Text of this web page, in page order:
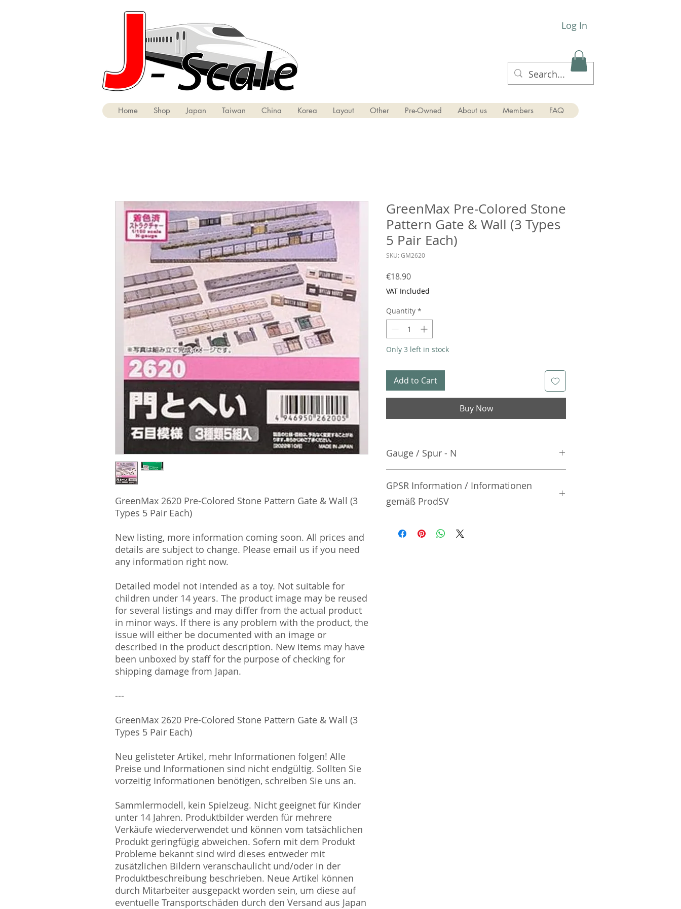
Log In
Home Shop Japan Taiwan China Korea Layout Other Pre-Owned About us Members FAQ
GreenMax 2620 Pre-Colored Stone Pattern Gate & Wall (3
Types 5 Pair Each)
New listing, more information coming soon. All prices and
details are subject to change. Please email us if you need
any information right now.
Detailed model not intended as a toy. Not suitable for
children under 14 years. The product image may be reused
for several listings and may differ from the actual product
in minor ways. If there is any problem with the product, the
issue will either be documented with an image or
described in the product description. New items may have
been unboxed by staff for the purpose of checking for
shipping damage from Japan.
---
GreenMax 2620 Pre-Colored Stone Pattern Gate & Wall (3
Types 5 Pair Each)
Neu gelisteter Artikel, mehr Informationen folgen! Alle
Preise und Informationen sind nicht endgültig. Sollten Sie
vorzeitig Informationen benötigen, schreiben Sie uns an.
Sammlermodell, kein Spielzeug. Nicht geeignet für Kinder
unter 14 Jahren. Produktbilder werden für mehrere
Verkäufe wiederverwendet und können vom tatsächlichen
Produkt geringfügig abweichen. Sofern mit dem Produkt
Probleme bekannt sind wird dieses entweder mit
zusätzlichen Bildern veranschaulicht und/oder in der
Produktbeschreibung beschrieben. Neue Artikel können
durch Mitarbeiter ausgepackt worden sein, um diese auf
eventuelle Transportschäden durch den Versand aus Japan
GreenMax Pre-Colored Stone
Pattern Gate & Wall (3 Types
5 Pair Each)
SKU: GM2620
€18.90Price
VAT Included
Quantity *
Only 3 left in stock
Add to Cart
Buy Now
Gauge / Spur - N
GPSR Information / Informationen
gemäß ProdSV
Manufacturer / Hersteller: